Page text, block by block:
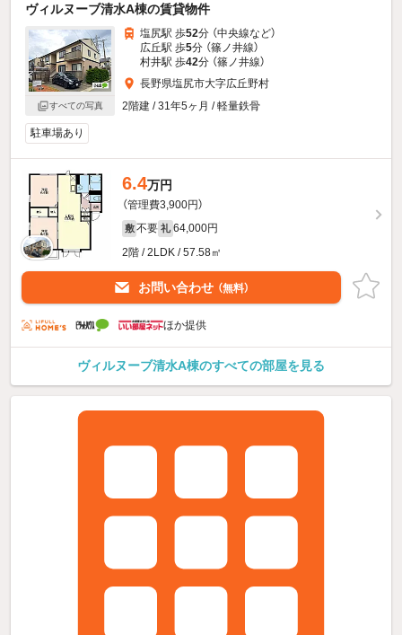
ヴィルヌーブ清水A棟の賃貸物件
すべての写真
塩尻駅 歩52分 （中央線など）
広丘駅 歩5分 （篠ノ井線）
村井駅 歩42分 （篠ノ井線）
長野県塩尻市大字広丘野村
2階建 / 31年5ヶ月 / 軽量鉄骨
駐車場あり
6.4万円
（管理費3,900円）
敷 不要 礼 64,000円
2階 / 2LDK / 57.58㎡
お問い合わせ （無料）
ほか提供
ヴィルヌーブ清水A棟のすべての部屋を見る